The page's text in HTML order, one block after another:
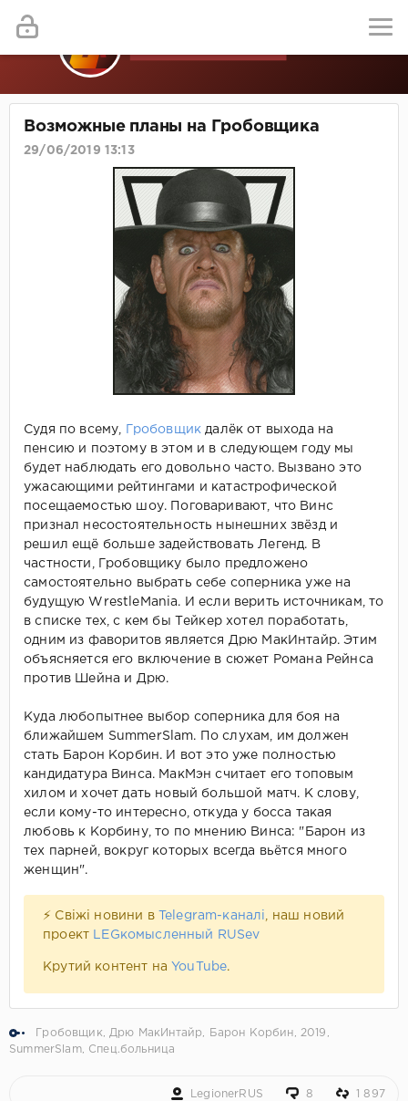
Возможные планы на Гробовщика
29/06/2019 13:13
Судя по всему, Гробовщик далёк от выхода на
пенсию и поэтому в этом и в следующем году мы
будет наблюдать его довольно часто. Вызвано это
ужасающими рейтингами и катастрофической
посещаемостью шоу. Поговаривают, что Винс
признал несостоятельность нынешних звёзд и
решил ещё больше задействовать Легенд. В
частности, Гробовщику было предложено
самостоятельно выбрать себе соперника уже на
будущую WrestleMania. И если верить источникам, то
в списке тех, с кем бы Тейкер хотел поработать,
одним из фаворитов является Дрю МакИнтайр. Этим
объясняется его включение в сюжет Романа Рейнса
против Шейна и Дрю.
Куда любопытнее выбор соперника для боя на
ближайшем SummerSlam. По слухам, им должен
стать Барон Корбин. И вот это уже полностью
кандидатура Винса. МакМэн считает его топовым
хилом и хочет дать новый большой матч. К слову,
если кому-то интересно, откуда у босса такая
любовь к Корбину, то по мнению Винса: "Барон из
тех парней, вокруг которых всегда вьётся много
женщин".
⚡ Свіжі новини в Telegram-каналі
, наш новий
проект
LEGкомысленный RUSev
Крутий контент на YouTube.
Гробовщик,Дрю МакИнтайр, Барон Корбин, 2019 ,
SummerSlam, Спец.больница
LegionerRUS 8 1 897